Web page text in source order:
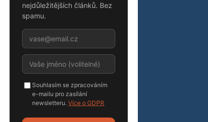
nejdůležitějších článků. Bez
spamu.
Souhlasím se zpracováním
e-mailu pro zasílání
newsletteru.Více o GDPR